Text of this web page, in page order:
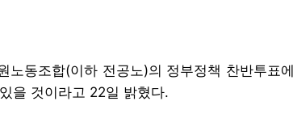
노동조합(이하 전공노)의 정부정책 찬반투표에
을 것이라고 22일 밝혔다.